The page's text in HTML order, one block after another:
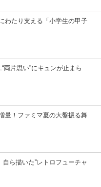
わたり支える「小学生の甲子
両片思い”にキュンが止まら
量！ファミマ夏の大盤振る舞
ら描いた”レトロフューチャ